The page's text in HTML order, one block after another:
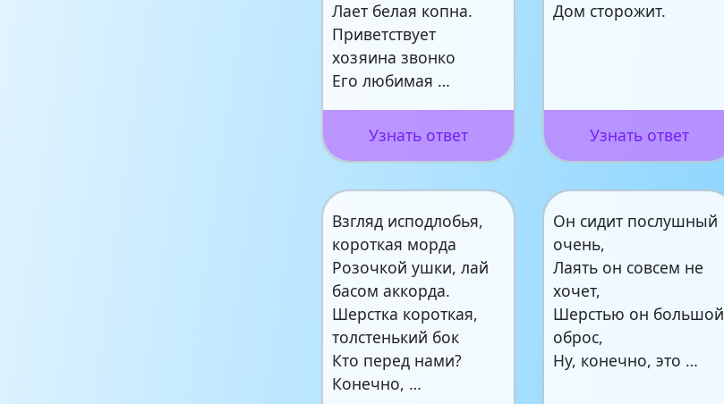
Лает белая копна.
Приветствует
хозяина звонко
Его любимая …
Узнать ответ
Дом сторожит.
Узнать ответ
Взгляд исподлобья,
короткая морда
Розочкой ушки, лай
басом аккорда.
Шерстка короткая,
толстенький бок
Кто перед нами?
Конечно, …
Он сидит послушный
очень,
Лаять он совсем не
хочет,
Шерстью он большой
оброс,
Ну, конечно, это …